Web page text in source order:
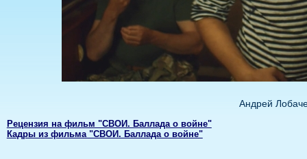
Андрей
Рецензия на фильм "СВОИ. Баллада о войне"
Кадры из фильма "СВОИ. Баллада о войне"